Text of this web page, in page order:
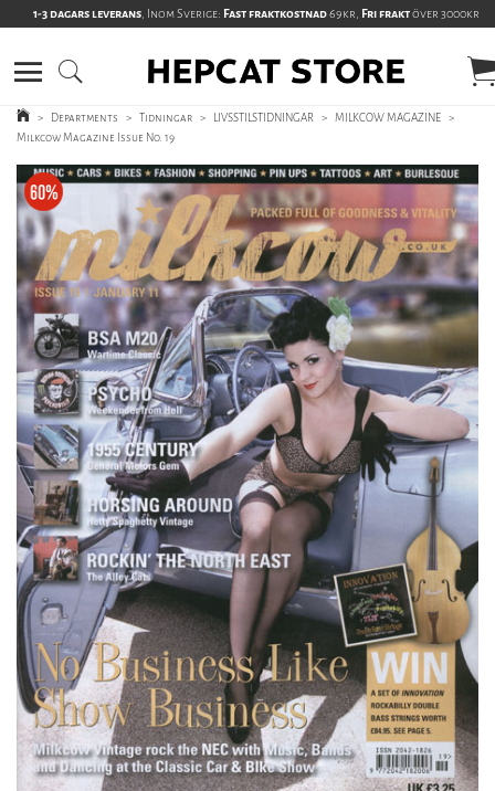
1-3 dagars leverans, Inom Sverige: Fast fraktkostnad69kr, Fri fraktöver 3000kr
> Departments > Tidningar > LIVSSTILSTIDNINGAR > MILKCOW MAGAZINE >
Milkcow Magazine Issue No. 19